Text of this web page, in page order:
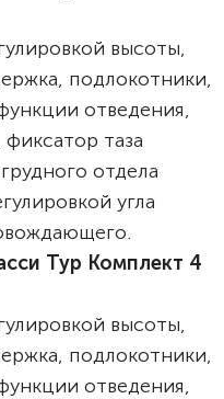
высоты,
подлокотники,
отведения,
таза
отдела
угла
Тур Комплект 4
высоты,
подлокотники,
отведения,